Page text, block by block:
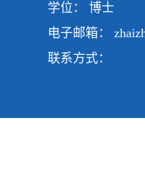
学位： 博士
电子邮箱：
联系方式：